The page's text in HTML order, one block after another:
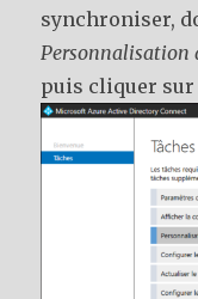
synchroniser,
Personnalisation
puis cliquer